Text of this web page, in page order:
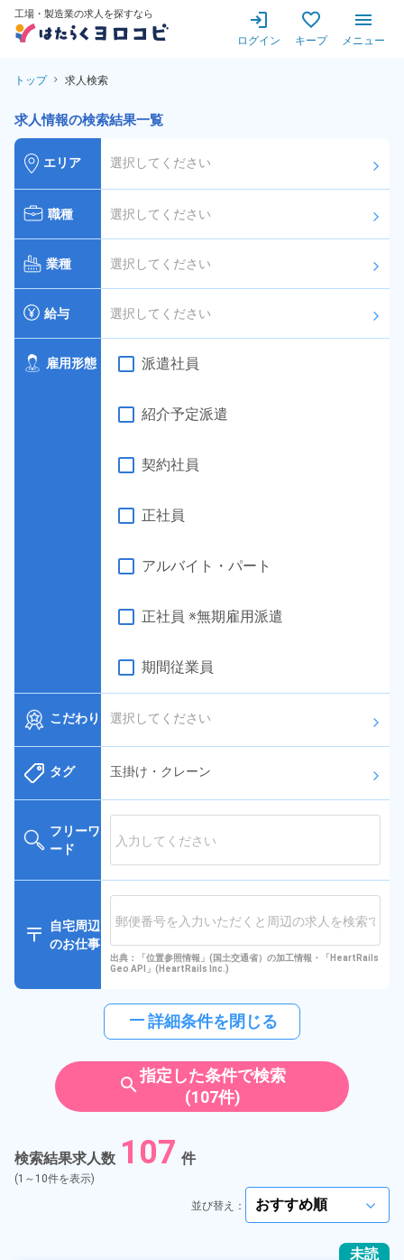
工場・製造業の求人を探すなら
ログイン キープ メニュー
トップ 求人検索
求人情報の検索結果一覧
エリア 選択してください arrow_forward_ios
職種 選択してください arrow_forward_ios
業種 選択してください arrow_forward_ios
給与 選択してください arrow_forward_ios
雇用形態 派遣社員
紹介予定派遣
契約社員
正社員
アルバイト・パート
正社員 ※無期雇用派遣
期間従業員
こだわり 選択してください arrow_forward_ios
タグ 玉掛け・クレーン arrow_forward_ios
フリーワ
ード
自宅周辺
のお仕事
出典：「位置参照情報」(国土交通省）の加工情報・「HeartRails
Geo API」(HeartRails Inc.)
horizontal_rule詳細条件を閉じる
search指定した条件で検索
(107件)
検索結果求人数 107 件
(1～10件を表示)
並び替え： arrow_forward_ios
未読